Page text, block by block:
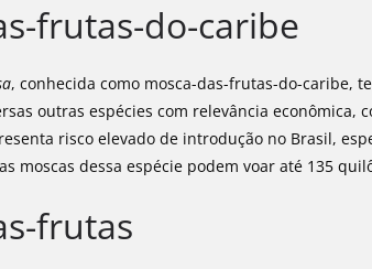
frutas-do-caribe
, conhecida como mosca-das-frutas-do-caribe,
outras espécies com relevância econômica,
risco elevado de introdução no Brasil,
moscas dessa espécie podem voar até 135
frutas